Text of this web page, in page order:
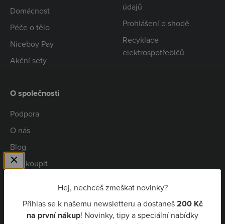
Hej, nechceš zmeškat novinky?
Přihlas se k našemu newsletteru a dostaneš200 Kč
na první nákup! Novinky, tipy a speciální nabídky
Domácnost
Péče o tělo
Niceboy Pay
Akční sety
údajů
Prohlášení o shodě
Recyklace
elektrospotřebičů
O společnosti
Podpora
O nás
Blog
Kde koupit
Niceboy Pay